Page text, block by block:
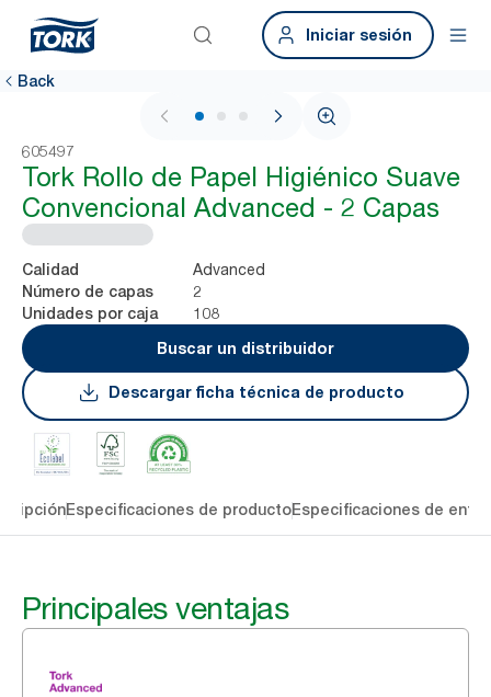
Iniciar sesión
Back
1 / 3
605497
Tork Rollo de Papel Higiénico Suave
Convencional Advanced - 2 Capas
Calidad Advanced
Número de capas 2
Unidades por caja
108
Buscar un distribuidor
Descargar ficha técnica de producto
Especificaciones de productoEspecificaciones de
Principales ventajas